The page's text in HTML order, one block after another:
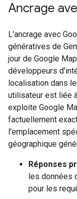
Ancrage
L'ancrage avec
génératives de
jour de Google
développeurs
localisation dans
utilisateur est liée
exploite Google
factuellement
l'emplacement
géographique
Réponses
les données
pour les